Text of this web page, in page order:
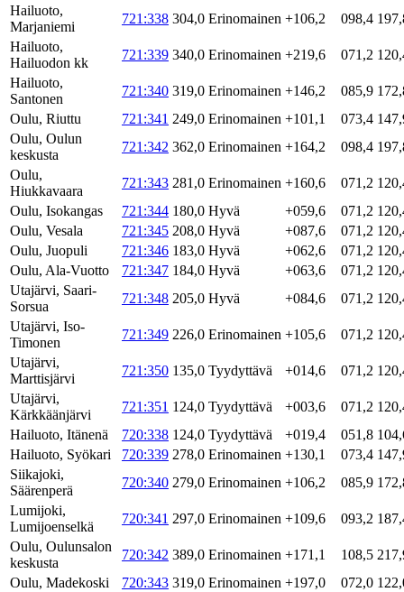
Hailuoto,
Marjaniemi
721:338 304,0 Erinomainen +106,2 098,4
Hailuoto,
Hailuodon kk
721:339 340,0 Erinomainen +219,6 071,2
Hailuoto,
Santonen
721:340 319,0 Erinomainen +146,2 085,9
Oulu, Riuttu
721:341 249,0 Erinomainen +101,1 073,4
Oulu, Oulun
keskusta
721:342 362,0 Erinomainen +164,2 098,4
Oulu,
Hiukkavaara
721:343 281,0 Erinomainen +160,6 071,2
Oulu, Isokangas
721:344 180,0 Hyvä +059,6 071,2
Oulu, Vesala
721:345 208,0 Hyvä +087,6 071,2
Oulu, Juopuli
721:346 183,0 Hyvä +062,6 071,2
Oulu, Ala-Vuotto
721:347 184,0 Hyvä +063,6 071,2
Utajärvi, Saari-
Sorsua
721:348 205,0 Hyvä +084,6 071,2
Utajärvi, Iso-
Timonen
721:349 226,0 Erinomainen +105,6 071,2
Utajärvi,
Marttisjärvi
721:350 135,0 Tyydyttävä +014,6 071,2
Utajärvi,
Kärkkäänjärvi
721:351 124,0 Tyydyttävä +003,6 071,2
Hailuoto, Itänenä
720:338 124,0 Tyydyttävä +019,4 051,8
Hailuoto, Syökari
720:339 278,0 Erinomainen +130,1 073,4
Siikajoki,
Säärenperä
720:340 279,0 Erinomainen +106,2 085,9
Lumijoki,
Lumijoenselkä
720:341 297,0 Erinomainen +109,6 093,2
Oulu, Oulunsalon
keskusta
720:342 389,0 Erinomainen +171,1 108,5
Oulu, Madekoski
720:343 319,0 Erinomainen +197,0 072,0